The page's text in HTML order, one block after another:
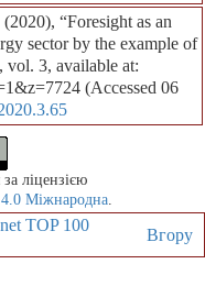
“Foresight as an
sector by the example of
vol. 3, available at:
(Accessed 06
ліцензією
Міжнародна.
Вгору